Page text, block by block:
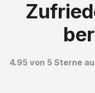
4.95 von 5 Sterne